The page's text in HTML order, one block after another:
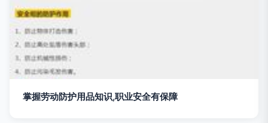
掌握劳动防护用品知识,职业安全有保障